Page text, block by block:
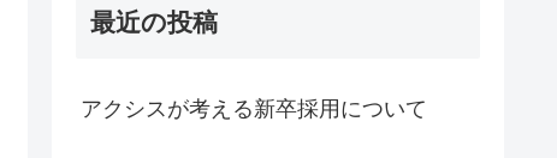
最近の投稿
アクシスが考える新卒採用について